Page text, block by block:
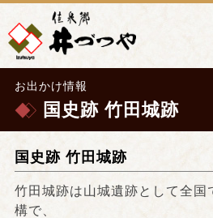
お出かけ情報
国史跡 竹田城跡
国史跡 竹田城跡
竹田城跡は山城遺跡として全国
構で、